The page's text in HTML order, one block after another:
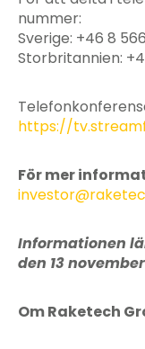
nummer:
Sverige: +46 8
Storbritannien:
https://
För mer
Informationen
den 13 november
Om Raketech